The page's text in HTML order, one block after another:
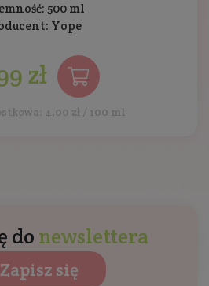
500 ml
Yope
zł
4,00 zł / 100 ml
do newslettera
Zapisz się